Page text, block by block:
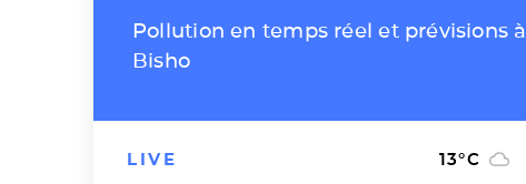
Pollution en temps réel et prévisions à
Bisho
LIVE 13°C